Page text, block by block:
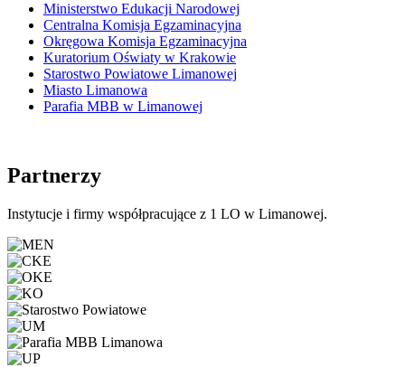
Ministerstwo Edukacji Narodowej
Centralna Komisja Egzaminacyjna
Okręgowa Komisja Egzaminacyjna
Kuratorium Oświaty w Krakowie
Starostwo Powiatowe Limanowej
Miasto Limanowa
Parafia MBB w Limanowej
Partnerzy
Instytucje i firmy współpracujące z 1 LO w Limanowej.